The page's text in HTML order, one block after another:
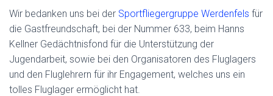
Wir bedanken uns bei der Sportfliegergruppe Werdenfels für
die Gastfreundschaft, bei der Nummer 633, beim Hanns
Kellner Gedächtnisfond für die Unterstützung der
Jugendarbeit, sowie bei den Organisatoren des Fluglagers
und den Fluglehrern für ihr Engagement, welches uns ein
tolles Fluglager ermöglicht hat.